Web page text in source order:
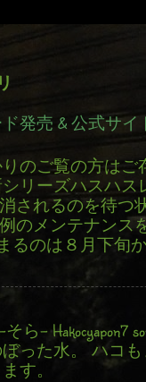
発売 & 公式サイ
のご覧の方はご
リーズハスハス
されるのを待つ
のメンテナンス
るのは８月下旬
ら- Hakocyapon7
った水。 ハコ
す。